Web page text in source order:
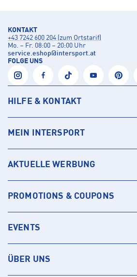
KONTAKT
+43 7242 600 204 (zum Ortstarif)
Mo. – Fr. 08:00 – 20:00 Uhr
service.eshop@intersport.at
FOLGE UNS
HILFE & KONTAKT
MEIN INTERSPORT
AKTUELLE WERBUNG
PROMOTIONS & COUPONS
EVENTS
ÜBER UNS